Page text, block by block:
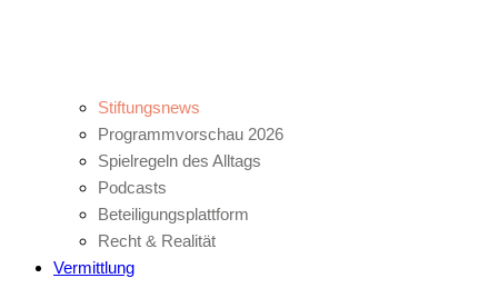
Stiftungsnews
Programmvorschau 2026
Spielregeln des Alltags
Podcasts
Beteiligungsplattform
Recht & Realität
Vermittlung